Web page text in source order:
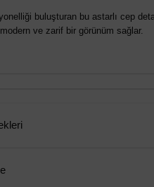
buluşturan bu astarlı cep
ve zarif bir görünüm sağlar.